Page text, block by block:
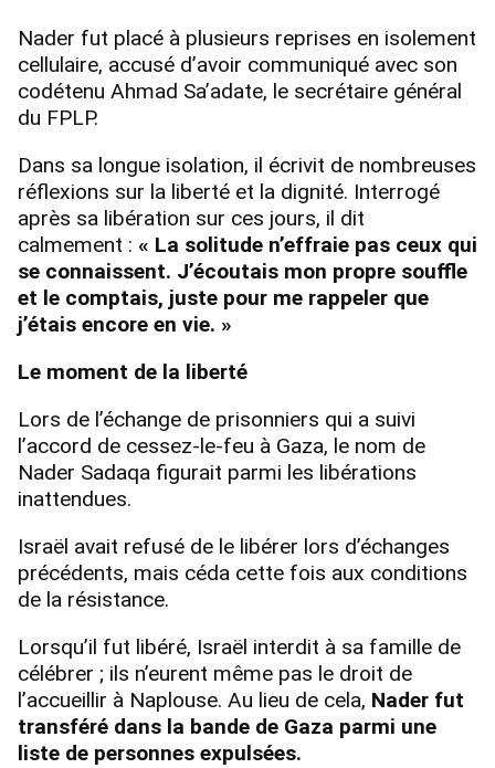
Nader fut placé à plusieurs reprises en isolement
cellulaire, accusé d’avoir communiqué avec son
codétenu Ahmad Sa’adate, le secrétaire général
du FPLP.
Dans sa longue isolation, il écrivit de nombreuses
réflexions sur la liberté et la dignité. Interrogé
après sa libération sur ces jours, il dit
calmement : « La solitude n’effraie pas ceux qui
se connaissent. J’écoutais mon propre souffle
et le comptais, juste pour me rappeler que
j’étais encore en vie. »
Le moment de la liberté
Lors de l’échange de prisonniers qui a suivi
l’accord de cessez-le-feu à Gaza, le nom de
Nader Sadaqa figurait parmi les libérations
inattendues.
Israël avait refusé de le libérer lors d’échanges
précédents, mais céda cette fois aux conditions
de la résistance.
Lorsqu’il fut libéré, Israël interdit à sa famille de
célébrer ; ils n’eurent même pas le droit de
l’accueillir à Naplouse. Au lieu de cela, Nader fut
transféré dans la bande de Gaza parmi une
liste de personnes expulsées.